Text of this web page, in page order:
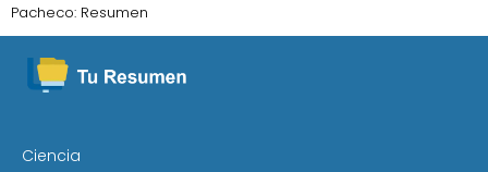
Pacheco: Resumen
Ciencia